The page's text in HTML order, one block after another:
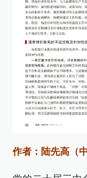
作者：陆先高（